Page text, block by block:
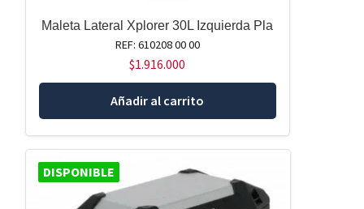
Maleta Lateral Xplorer 30L Izquierda Pla
REF: 610208 00 00
$1.916.000
Añadir al carrito
DISPONIBLE